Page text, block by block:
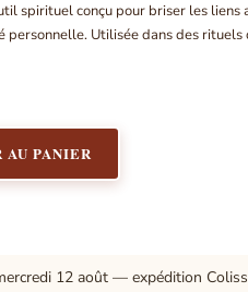
spirituel conçu pour briser les liens
Utilisée dans des rituels
AU PANIER
12 août — expédition